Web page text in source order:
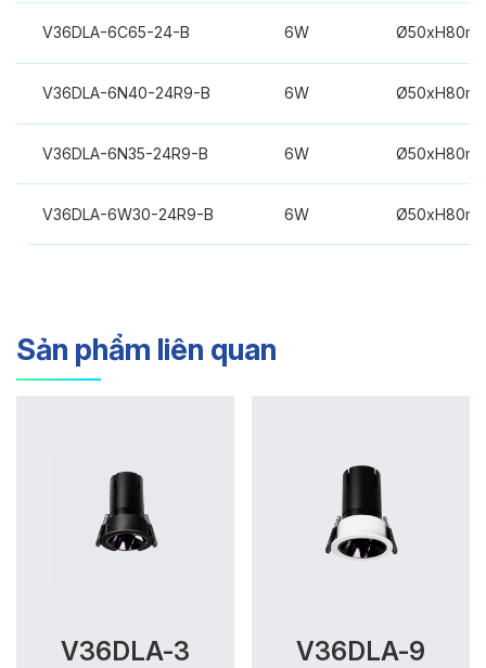
V36DLA-6C65-24-B 6W
V36DLA-6N40-24R9-B 6W
V36DLA-6N35-24R9-B 6W
V36DLA-6W30-24R9-B 6W
Sản phẩm liên quan
V36DLA-3 V36DLA-9